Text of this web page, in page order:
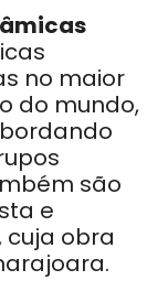
no maior
do mundo,
são
e
cuja obra